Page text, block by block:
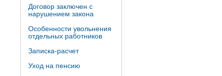
Договор заключен с
нарушением закона
Особенности увольнения
отдельных работников
Записка-расчет
Уход на пенсию